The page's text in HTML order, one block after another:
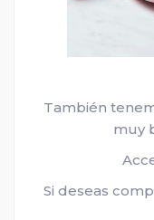
También
muy
Si deseas